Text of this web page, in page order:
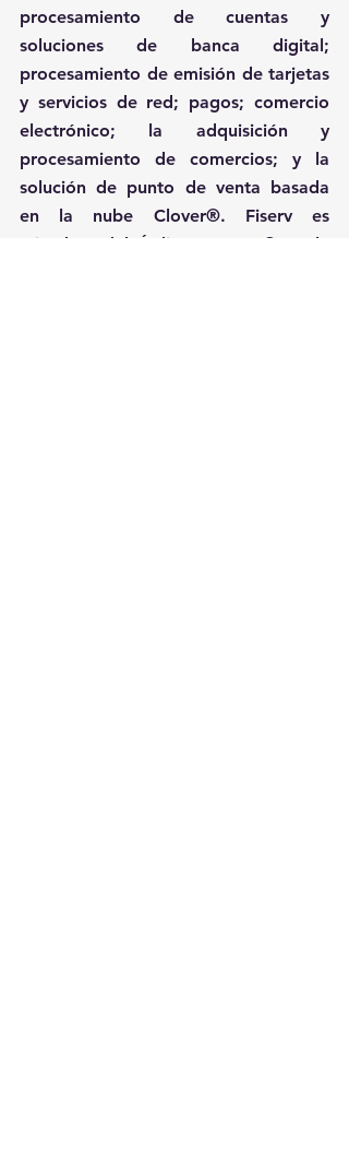
procesamiento de cuentas y
soluciones de banca digital;
procesamiento de emisión de tarjetas
y servicios de red; pagos; comercio
electrónico; la adquisición y
procesamiento de comercios; y la
solución de punto de venta basada
en la nube Clover®. Fiserv es
miembro del Índice S&P500® y de